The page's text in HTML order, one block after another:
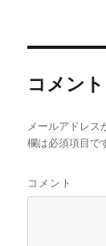
コメン
メールアドレス
欄は必須項目で
コメント